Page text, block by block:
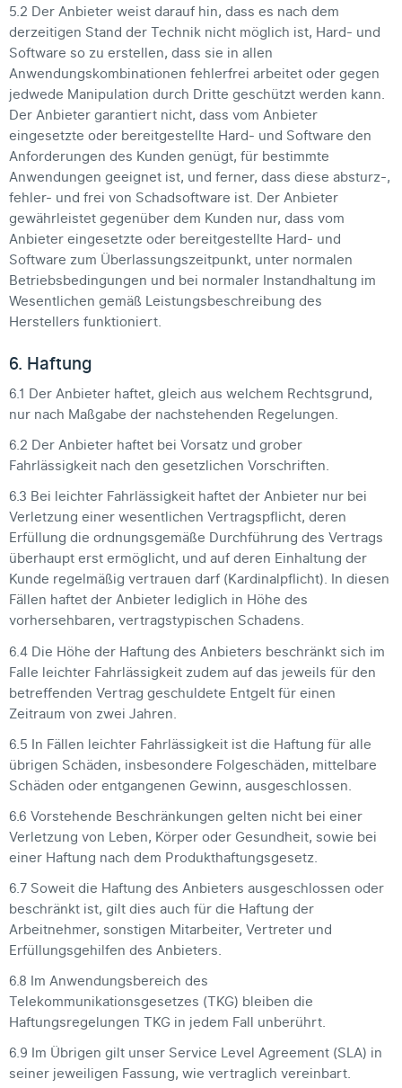
5.2 Der Anbieter weist darauf hin, dass es nach dem
derzeitigen Stand der Technik nicht möglich ist, Hard- und
Software so zu erstellen, dass sie in allen
Anwendungskombinationen fehlerfrei arbeitet oder gegen
jedwede Manipulation durch Dritte geschützt werden kann.
Der Anbieter garantiert nicht, dass vom Anbieter
eingesetzte oder bereitgestellte Hard- und Software den
Anforderungen des Kunden genügt, für bestimmte
Anwendungen geeignet ist, und ferner, dass diese absturz-,
fehler- und frei von Schadsoftware ist. Der Anbieter
gewährleistet gegenüber dem Kunden nur, dass vom
Anbieter eingesetzte oder bereitgestellte Hard- und
Software zum Überlassungszeitpunkt, unter normalen
Betriebsbedingungen und bei normaler Instandhaltung im
Wesentlichen gemäß Leistungsbeschreibung des
Herstellers funktioniert.
6. Haftung
6.1 Der Anbieter haftet, gleich aus welchem Rechtsgrund,
nur nach Maßgabe der nachstehenden Regelungen.
6.2 Der Anbieter haftet bei Vorsatz und grober
Fahrlässigkeit nach den gesetzlichen Vorschriften.
6.3 Bei leichter Fahrlässigkeit haftet der Anbieter nur bei
Verletzung einer wesentlichen Vertragspflicht, deren
Erfüllung die ordnungsgemäße Durchführung des Vertrags
überhaupt erst ermöglicht, und auf deren Einhaltung der
Kunde regelmäßig vertrauen darf (Kardinalpflicht). In diesen
Fällen haftet der Anbieter lediglich in Höhe des
vorhersehbaren, vertragstypischen Schadens.
6.4 Die Höhe der Haftung des Anbieters beschränkt sich im
Falle leichter Fahrlässigkeit zudem auf das jeweils für den
betreffenden Vertrag geschuldete Entgelt für einen
Zeitraum von zwei Jahren.
6.5 In Fällen leichter Fahrlässigkeit ist die Haftung für alle
übrigen Schäden, insbesondere Folgeschäden, mittelbare
Schäden oder entgangenen Gewinn, ausgeschlossen.
6.6 Vorstehende Beschränkungen gelten nicht bei einer
Verletzung von Leben, Körper oder Gesundheit, sowie bei
einer Haftung nach dem Produkthaftungsgesetz.
6.7 Soweit die Haftung des Anbieters ausgeschlossen oder
beschränkt ist, gilt dies auch für die Haftung der
Arbeitnehmer, sonstigen Mitarbeiter, Vertreter und
Erfüllungsgehilfen des Anbieters.
6.8 Im Anwendungsbereich des
Telekommunikationsgesetzes (TKG) bleiben die
Haftungsregelungen TKG in jedem Fall unberührt.
6.9 Im Übrigen gilt unser Service Level Agreement (SLA) in
seiner jeweiligen Fassung, wie vertraglich vereinbart.